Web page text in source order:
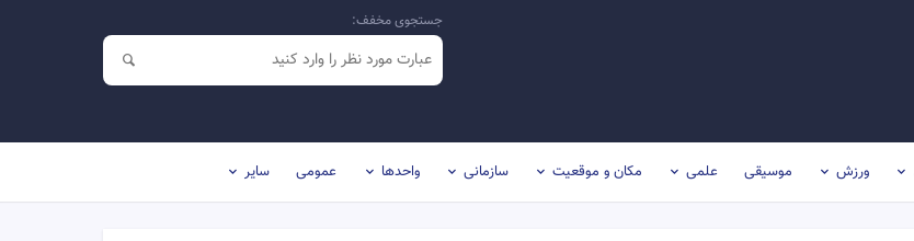
جستجوی مخفف:
ورزش موسیقی علمی مکان و موقعیت سازمانی واحدها عمومی سایر